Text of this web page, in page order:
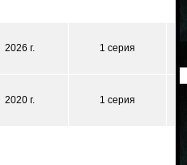
2026 г. 1 серия
2020 г. 1 серия